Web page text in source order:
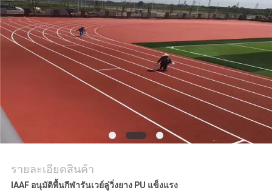
แผนผัง
เว็บไซต์
POLICY
รายละเอียดสินค้า
IAAF อนุมัติพื้นกีฬารันเวย์ลู่วิ่งยาง PU แข็งแรง